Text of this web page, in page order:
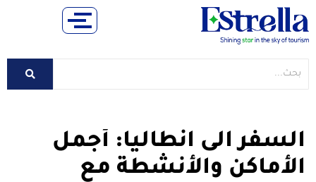
السفر الى انطاليا: أجمل
الأماكن والأنشطة مع